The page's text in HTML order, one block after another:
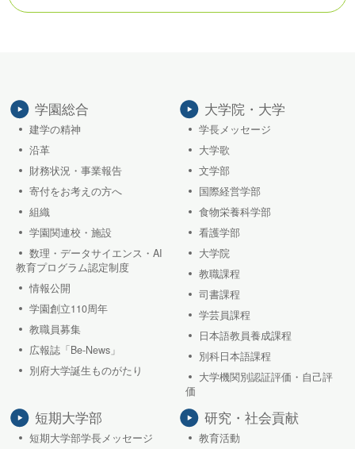
学園総合
建学の精神
沿革
財務状況・事業報告
寄付をお考えの方へ
組織
学園関連校・施設
数理・データサイエンス・AI
教育プログラム認定制度
情報公開
学園創立110周年
教職員募集
広報誌「Be-News」
別府大学誕生ものがたり
大学院・大学
学長メッセージ
大学歌
文学部
国際経営学部
食物栄養科学部
看護学部
大学院
教職課程
司書課程
学芸員課程
日本語教員養成課程
別科日本語課程
大学機関別認証評価・自己評
価
短期大学部
短期大学部学長メッセージ
研究・社会貢献
教育活動